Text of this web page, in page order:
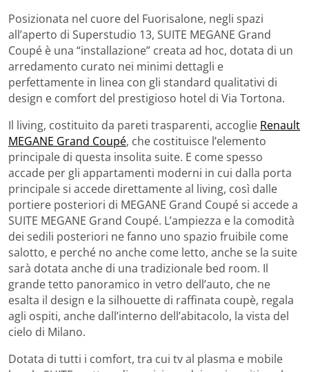
Posizionata nel cuore del Fuorisalone, negli spazi
all’aperto di Superstudio 13, SUITE MEGANE Grand
Coupé è una “installazione” creata ad hoc, dotata di un
arredamento curato nei minimi dettagli e
perfettamente in linea con gli standard qualitativi di
design e comfort del prestigioso hotel di Via Tortona.
Il living, costituito da pareti trasparenti, accoglie Renault
MEGANE Grand Coupé, che costituisce l’elemento
principale di questa insolita suite. E come spesso
accade per gli appartamenti moderni in cui dalla porta
principale si accede direttamente al living, così dalle
portiere posteriori di MEGANE Grand Coupé si accede a
SUITE MEGANE Grand Coupé. L’ampiezza e la comodità
dei sedili posteriori ne fanno uno spazio fruibile come
salotto, e perché no anche come letto, anche se la suite
sarà dotata anche di una tradizionale bed room. Il
grande tetto panoramico in vetro dell’auto, che ne
esalta il design e la silhouette di raffinata coupè, regala
agli ospiti, anche dall’interno dell’abitacolo, la vista del
cielo di Milano.
Dotata di tutti i comfort, tra cui tv al plasma e mobile